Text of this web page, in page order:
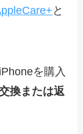
と
を購入
換または返